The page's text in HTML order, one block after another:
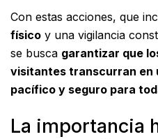
Con estas acciones, que
físico y una vigilancia
se busca garantizar que
visitantes transcurran en
pacífico y seguro para
La importancia